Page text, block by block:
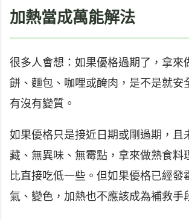
加熱當成萬能解法
很多人會想：如果優格過期了，拿來
餅、麵包、咖哩或醃肉，是不是就安
有沒有變質。
如果優格只是接近日期或剛過期，且
藏、無異味、無霉點，拿來做熟食料
比直接吃低一些。但如果優格已經發
氣、變色，加熱也不應該成為補救手